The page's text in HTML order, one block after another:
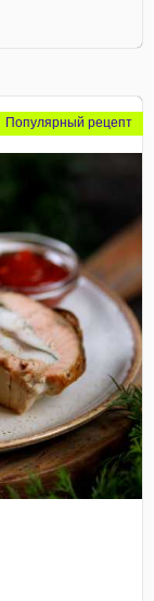
Популярный рецепт